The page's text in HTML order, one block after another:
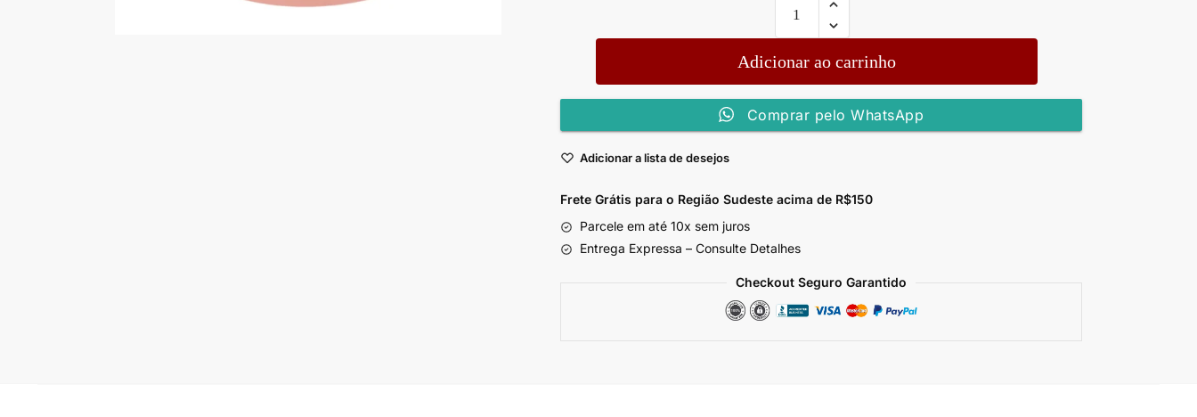
Adicionar ao carrinho
Comprar pelo WhatsApp
Adicionar a lista de desejos
Frete Grátis para o Região Sudeste acima de R$150
Parcele em até 10x sem juros
Entrega Expressa – Consulte Detalhes
Checkout Seguro Garantido